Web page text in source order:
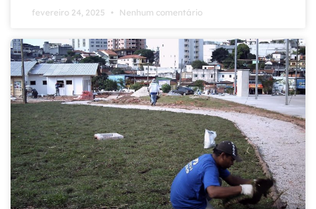
fevereiro 24, 2025 Nenhum comentário